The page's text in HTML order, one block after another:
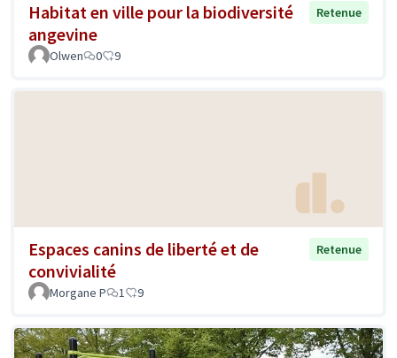
Habitat en ville pour la biodiversité
angevine
Retenue
Olwen 0 9
Espaces canins de liberté et de
convivialité
Retenue
Morgane P 1 9